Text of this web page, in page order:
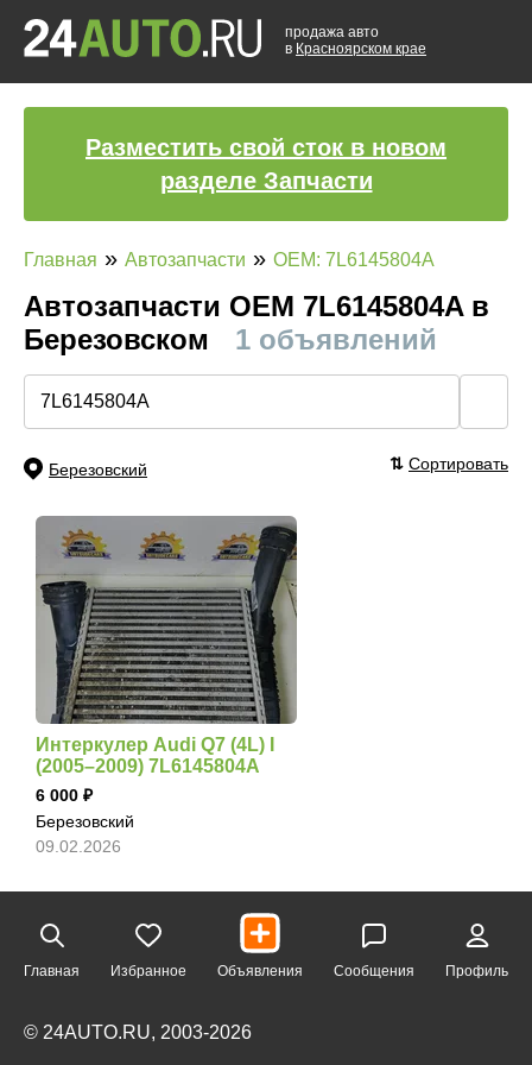
продажа авто
в Красноярском крае
Разместить свой сток в новом
разделе Запчасти
Главная » Автозапчасти » OEM: 7L6145804A
Автозапчасти ОЕМ 7L6145804A в
Березовском
1 объявлений
Березовский ⇅ Сортировать
Интеркулер Audi Q7 (4L) I
(2005–2009) 7L6145804A
6 000
Березовский
09.02.2026
Главная Избранное Объявления Сообщения Профиль
© 24AUTO.RU, 2003-2026